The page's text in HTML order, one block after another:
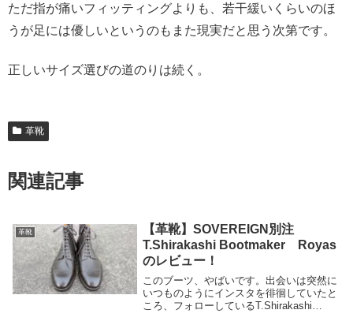
ただ指が痛いフィッティングよりも、若干緩いくらいのほ
うが足には優しいというのもまた現実だと思う次第です。
正しいサイズ選びの道のりは続く。
革靴
関連記事
革靴
【革靴】SOVEREIGN別注
T.Shirakashi Bootmaker Royas
のレビュー！
このブーツ、やばいです。出会いは突然に
いつものようにインスタを徘徊していたと
ころ、フォローしているT.Shirakashi